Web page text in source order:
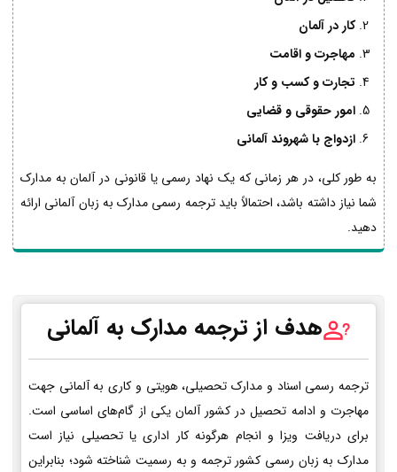
کار در آلمان
مهاجرت و اقامت
تجارت و کسب و کار
امور حقوقی و قضایی
ازدواج با شهروند آلمانی
به طور کلی، در هر زمانی که یک نهاد رسمی یا قانونی در آلمان به مدارک
شما نیاز داشته باشد، احتمالاً باید ترجمه رسمی مدارک به زبان آلمانی ارائه
دهید.
هدف از ترجمه مدارک به آلمانی
ترجمه رسمی اسناد و مدارک تحصیلی، هویتی و کاری به آلمانی جهت
مهاجرت و ادامه تحصیل در کشور آلمان یکی از گام‌های اساسی است.
برای دریافت ویزا و انجام هرگونه کار اداری یا تحصیلی نیاز است
مدارک به زبان رسمی کشور ترجمه و به رسمیت شناخته شود؛ بنابراین